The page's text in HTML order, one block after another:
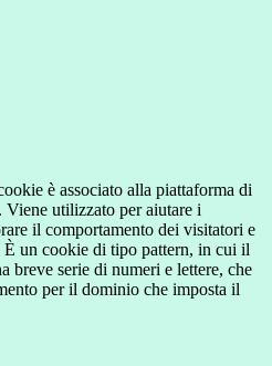
è associato alla piattaforma di
utilizzato per aiutare i
il comportamento dei visitatori e
È un cookie di tipo pattern, in cui il
breve serie di numeri e lettere, che
per il dominio che imposta il